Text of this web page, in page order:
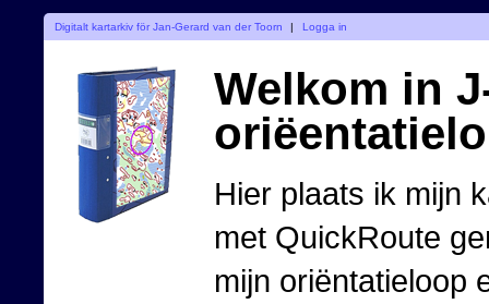
Digitalt kartarkiv för Jan-Gerard van der Toorn | Logga in
Welkom in
Hier plaats ik mijn
met QuickRoute
mijn oriëntatieloop